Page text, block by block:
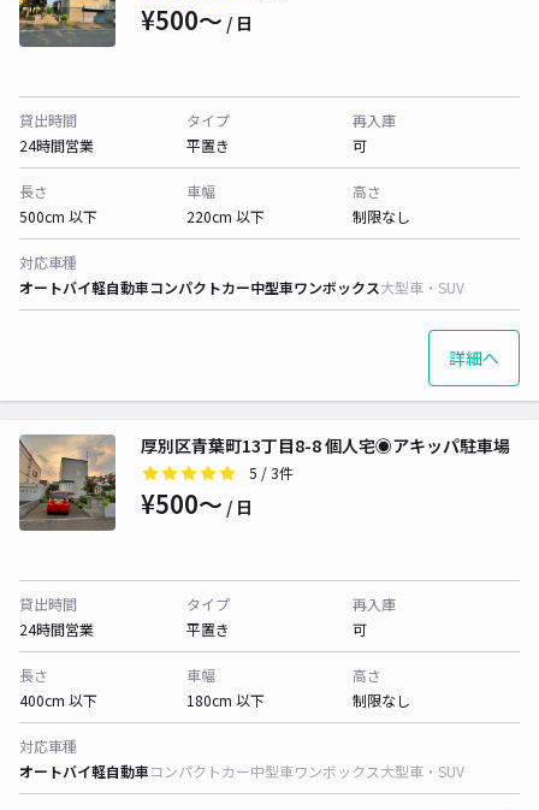
¥500〜 / 日
貸出時間
24時間営業
タイプ
平置き
再入庫
可
長さ
500cm 以下
車幅
220cm 以下
高さ
制限なし
対応車種
オートバイ軽自動車コンパクトカー中型車ワンボックス大型車・SUV
詳細へ
厚別区青葉町13丁目8-8 個人宅◉アキッパ駐車場
5 / 3件
¥500〜 / 日
貸出時間
24時間営業
タイプ
平置き
再入庫
可
長さ
400cm 以下
車幅
180cm 以下
高さ
制限なし
対応車種
オートバイ軽自動車コンパクトカー中型車ワンボックス大型車・SUV